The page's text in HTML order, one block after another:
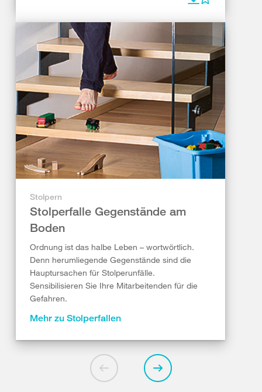
Stolpern
Stolperfalle Gegenstände am
Boden
Ordnung ist das halbe Leben – wortwörtlich.
Denn herumliegende Gegenstände sind die
Hauptursachen für Stolperunfälle.
Sensibilisieren Sie Ihre Mitarbeitenden für die
Gefahren.
Mehr zu Stolperfallen